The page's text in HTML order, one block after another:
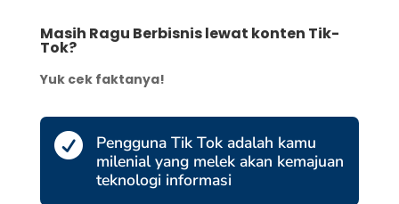
Masih Ragu Berbisnis lewat konten Tik-
Tok?
Yuk cek faktanya!

Pengguna Tik Tok adalah kamu
milenial yang melek akan kemajuan
teknologi informasi